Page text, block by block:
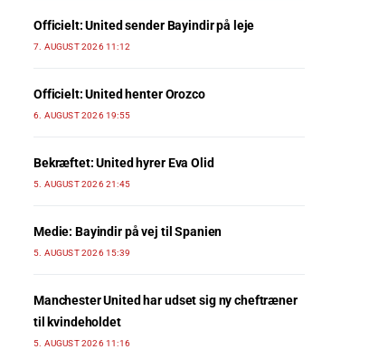
Officielt: United sender Bayindir på leje
7. AUGUST 2026 11:12
Officielt: United henter Orozco
6. AUGUST 2026 19:55
Bekræftet: United hyrer Eva Olid
5. AUGUST 2026 21:45
Medie: Bayindir på vej til Spanien
5. AUGUST 2026 15:39
Manchester United har udset sig ny cheftræner
til kvindeholdet
5. AUGUST 2026 11:16